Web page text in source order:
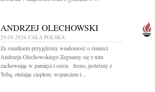
ANDRZEJ OLECHOWSKI
29.04.2026 CAŁA POLSKA
Ze smutkiem przyjęliśmy wiadomość o śmierci
Andrzeja Olechowskiego Żegnamy się z nim
zachowując w pamięci i sercu. Ireno, jesteśmy z
Tobą, otulając ciepłem, wsparciem i...